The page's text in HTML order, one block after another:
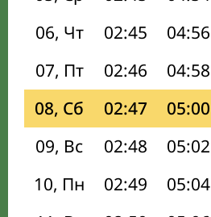
06, Чт
02:45 04:56
07, Пт
02:46 04:58
08, Сб
02:47 05:00
09, Вс
02:48 05:02
10, Пн
02:49 05:04